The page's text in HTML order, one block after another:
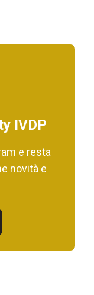
IVDP
e resta
novità e